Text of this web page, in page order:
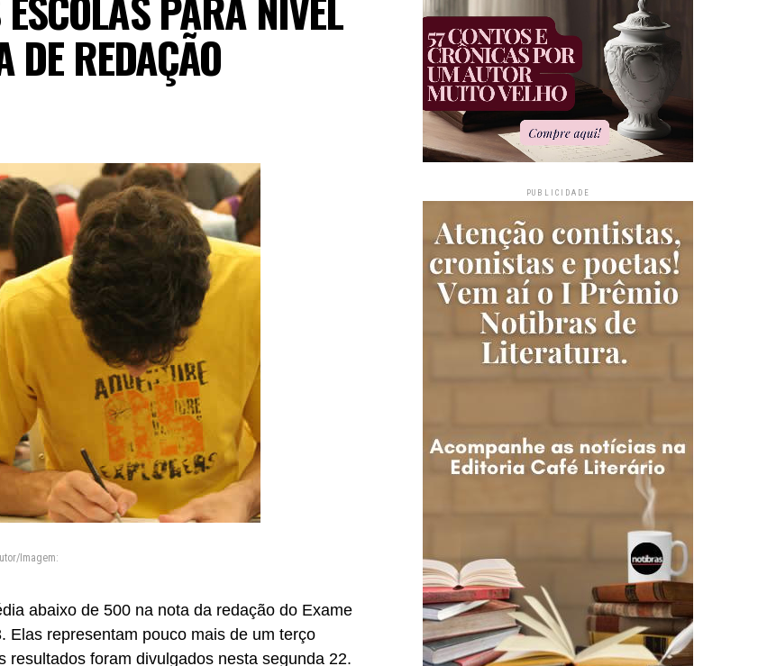
DE REDAÇÃO
Imagem:
abaixo de 500 na nota da redação do Exame
Elas representam pouco mais de um terço
resultados foram divulgados nesta segunda 22.
PUBLICIDADE